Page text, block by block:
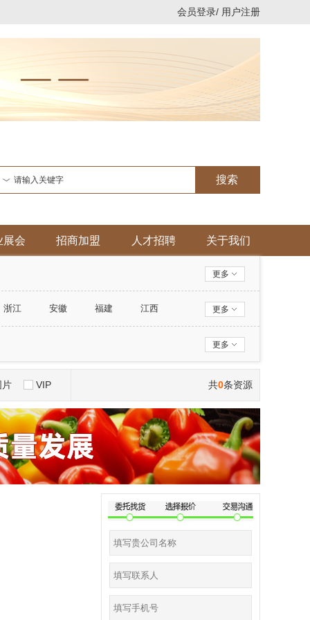
会员登录/ 用户注册
搜索
展会 招商加盟 人才招聘 关于我们
更多
浙江 安徽 福建
江西
藏
陕西 甘肃 青海
更多
更多
共0条资源
片 VIP